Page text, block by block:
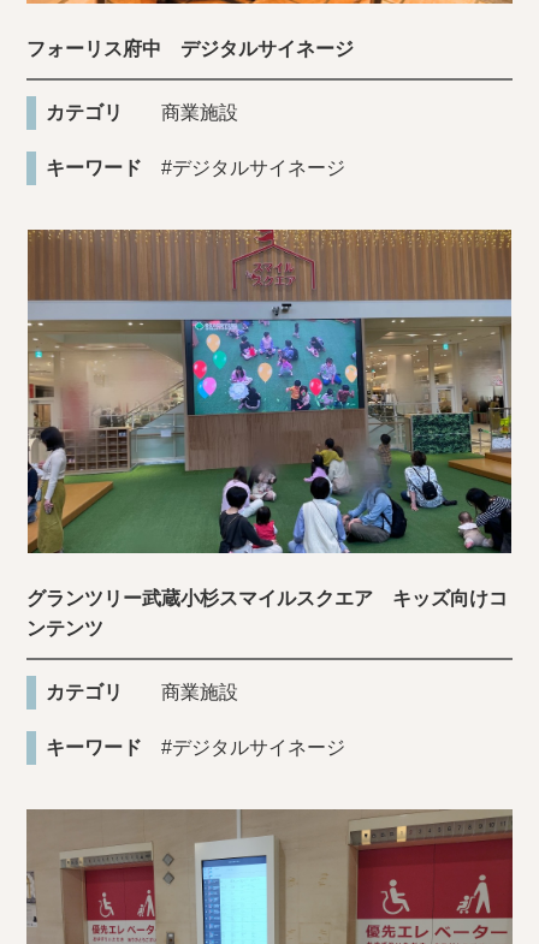
フォーリス府中 デジタルサイネージ
カテゴリ 商業施設
キーワード #デジタルサイネージ
グランツリー武蔵小杉スマイルスクエア キッズ向けコ
ンテンツ
カテゴリ 商業施設
キーワード #デジタルサイネージ